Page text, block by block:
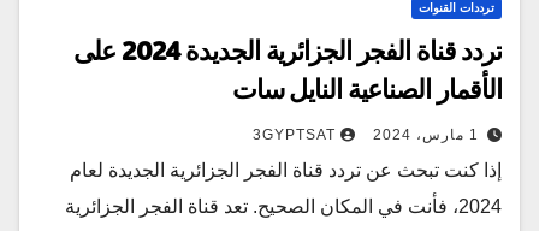
ترددات القنوات
تردد قناة الفجر الجزائرية الجديدة 2024 على
الأقمار الصناعية النايل سات
1 مارس، 2024 3GYPTSAT
إذا كنت تبحث عن تردد قناة الفجر الجزائرية الجديدة لعام
2024، فأنت في المكان الصحيح. تعد قناة الفجر الجزائرية